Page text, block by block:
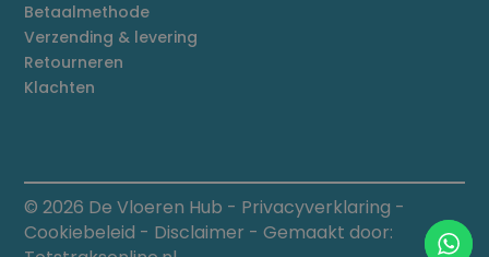
Betaalmethode
Verzending & levering
Retourneren
Klachten
© 2026 De Vloeren Hub - Privacyverklaring -
Cookiebeleid - Disclaimer - Gemaakt door: